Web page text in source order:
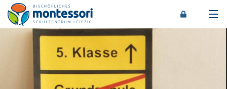
Montessori-Schulzentrum Leipzig